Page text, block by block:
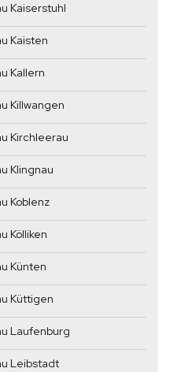
Kaiserstuhl
Kaisten
Kallern
Killwangen
Kirchleerau
Klingnau
Koblenz
Kölliken
Künten
Küttigen
Laufenburg
Leibstadt